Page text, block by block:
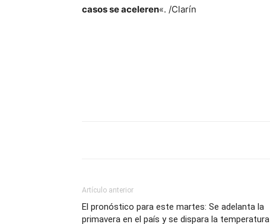
casos se aceleren«. /Clarín
Artículo anterior
El pronóstico para este martes: Se adelanta la
primavera en el país y se dispara la temperatura